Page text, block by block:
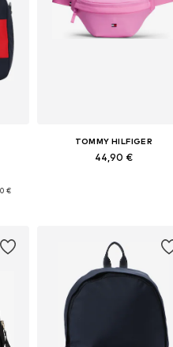
€
TOMMY HILFIGER
44,90 €